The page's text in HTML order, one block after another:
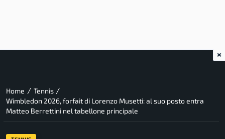
Home / Tennis /
Wimbledon 2026, forfait di Lorenzo Musetti: al suo posto entra
Matteo Berrettini nel tabellone principale
×